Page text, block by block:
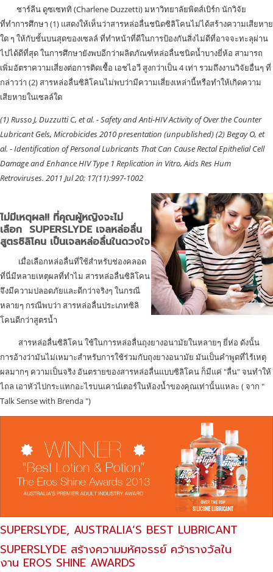
ชาร์ลีน ดูซเซททิ (Charlene Duzzetti) มหาวิทยาลัยพิตส์เบิร์ก นักวิจัย
ที่ทำการศึกษา (1) แสดงให้เห็นว่าสารหล่อลื่นชนิดซิลิโคนไม่ได้สร้างความเสียหาย
ใด ๆ ให้กับชั้นบนสุดของเซลล์ ที่ทำหน้าที่ดีในการป้องกันสิ่งไม่ดีที่อาจจะทะลุผ่าน
ไปได้ดีที่สุด ในการศึกษายังพบอีกว่าผลิตภัณฑ์หล่อลื่นชนิดน้ำบางยี่ห้อ สามารถ
เพิ่มอัตราความเสี่ยงต่อการติดเชื้อ เอชไอวี สูงกว่าเป็น 4 เท่า รวมถึงงานวิจัยอื่นๆ ที่
กล่าวว่า (2) สารหล่อลื่นซิลิโคนไม่พบว่ามีความเสี่ยงเหล่านี้หรือทำให้เกิดความ
เสียหายในเซลล์ใด
(1) Russo J, Duzzutti C, et al. - Safety and Anti-HIV Activity of Over the Counter
Lubricant Gels, Microbicides 2010 presentation (unpublished) (2) Begay O, et
al. - Identification of Personal Lubricants That Can Cause Rectal Epithelial Cell
Damage and Enhance HIV Type 1 Replication in Vitro, Aids Res Hum
Retroviruses. 2011 Jul 20; 17(11):997-1002
ไม่มีเหตุผล!! ที่คุณผู้หญิงจะไม่
เลือก SUPERSLYDE เจลหล่อลื่น
สูตรซิลิโคน เป็นเจลหล่อลื่นในดวงใจ
เมื่อเลือกหล่อลื่นที่ใช้สำหรับช่องคลอด
ที่นี่มีหลายเหตุผลที่ทำไม สารหล่อลื่นซิลิโคน
จึงมีความปลอดภัยและดีกว่าจริงๆ ในกรณี
หลายๆ กรณีพบว่า สารหล่อลื่นประเภทซิลิ
โคนดีกว่าสูตรน้ำ
สารหล่อลื่นซิลิโคน ใช้ในการหล่อลื่นถุงยางอนามัยในหลายๆ ยี่ห่อ ดังนั้น
การอ้างว่ามันไม่เหมาะสำหรับการใช้ร่วมกับถุงยางอนามัย มันเป็นคำพูดที่ไร้เหตุ
ผลมากๆ ความเป็นจริง อันตรายของสารหล่อลื่นแบบซิลิโคน ก็มีแค่ "ลื่น" จนทำให้
ไถล เอาหัวไปกระแทกอะไรบนเคาน์เตอร์ในห้องน้ำของคุณเท่านั้นแหละ ( จาก "
Talk Sense with Brenda ")
SUPERSLYDE, AUSTRALIA’S BEST LUBRICANT
SUPERSLYDE สร้างความมหัศจรรย์ คว้ารางวัลใน
งาน EROS SHINE AWARDS